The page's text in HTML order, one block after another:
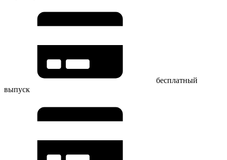
бесплатный
выпуск